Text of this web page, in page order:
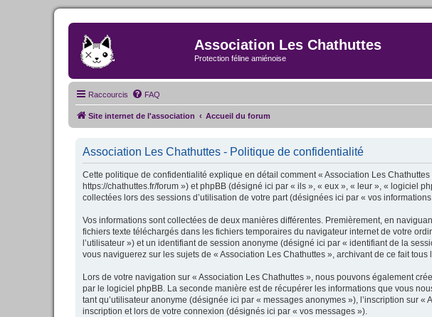
Association Les Chathuttes
Protection féline amiénoise
Raccourcis FAQ
Site internet de l'association Accueil du forum
Association Les Chathuttes - Politique de confidentialité
Cette politique de confidentialité explique en détail comment « Association Les
https://chathuttes.fr/forum ») et phpBB (désigné ici par « ils », « eux », « leur », « logiciel
collectées lors des sessions d’utilisation de votre part (désignées ici par « vos informations
Vos informations sont collectées de deux manières différentes. Premièrement, en
fichiers texte téléchargés dans les fichiers temporaires du navigateur internet de votre
l’utilisateur ») et un identifiant de session anonyme (désigné ici par « identifiant de la
vous naviguerez sur les sujets de « Association Les Chathuttes », archivant de ce fait
Lors de votre navigation sur « Association Les Chathuttes », nous pouvons également
par le logiciel phpBB. La seconde manière est de récupérer les informations que vous
tant qu’utilisateur anonyme (désignée ici par « messages anonymes »), l’inscription sur
inscription et lors de votre connexion (désignés ici par « vos messages »).